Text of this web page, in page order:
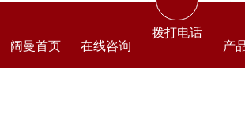
公司地址：南京市江宁区滨江开发区翔
苏ICP备17021201号-2
阔曼首页 在线咨询
拨打电话
产